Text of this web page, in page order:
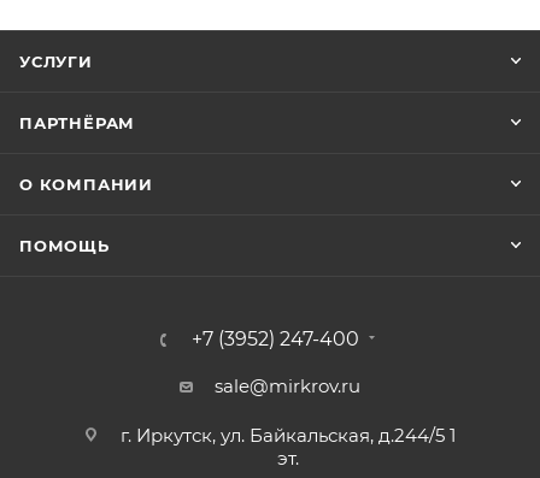
УСЛУГИ
ПАРТНЁРАМ
О КОМПАНИИ
ПОМОЩЬ
+7 (3952) 247-400
sale@mirkrov.ru
г. Иркутск, ул. Байкальская, д.244/5 1
эт.